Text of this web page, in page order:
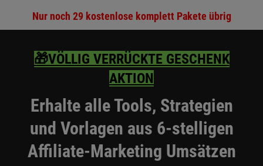
Nur noch 29kostenlose komplett Pakete übrig
🎁VÖLLIG VERRÜCKTE GESCHENK
AKTION
Erhalte alle Tools, Strategien
und Vorlagen aus 6-stelligen
Affiliate-Marketing Umsätzen